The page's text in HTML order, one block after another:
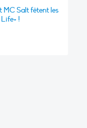
MC Salt fêtent les
!